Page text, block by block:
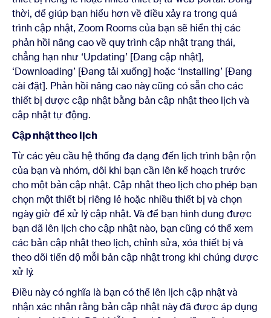
thời, để giúp bạn hiểu hơn về điều xảy ra trong quá
trình cập nhật, Zoom Rooms của bạn sẽ hiển thị các
phản hồi nâng cao về quy trình cập nhật trạng thái,
chẳng hạn như ‘Updating’ [Đang cập nhật],
‘Downloading’ [Đang tải xuống] hoặc ‘Installing’ [Đang
cài đặt]. Phản hồi nâng cao này cũng có sẵn cho các
thiết bị được cập nhật bằng bản cập nhật theo lịch và
cập nhật tự động.
Cập nhật theo lịch
Từ các yêu cầu hệ thống đa dạng đến lịch trình bận rộn
của bạn và nhóm, đôi khi bạn cần lên kế hoạch trước
cho một bản cập nhật. Cập nhật theo lịch cho phép bạn
chọn một thiết bị riêng lẻ hoặc nhiều thiết bị và chọn
ngày giờ để xử lý cập nhật. Và để bạn hình dung được
bạn đã lên lịch cho cập nhật nào, bạn cũng có thể xem
các bản cập nhật theo lịch, chỉnh sửa, xóa thiết bị và
theo dõi tiến độ mỗi bản cập nhật trong khi chúng được
xử lý.
Điều này có nghĩa là bạn có thể lên lịch cập nhật và
nhận xác nhận rằng bản cập nhật này đã được áp dụng